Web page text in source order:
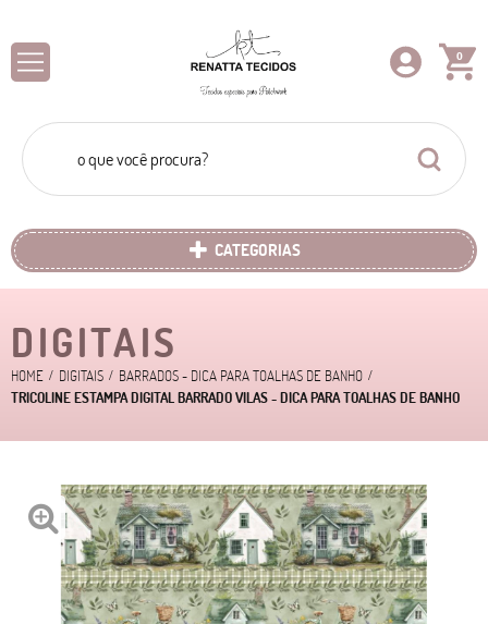
0
CATEGORIAS
DIGITAIS
HOME DIGITAIS
BARRADOS - DICA PARA TOALHAS DE BANHO
TRICOLINE ESTAMPA DIGITAL BARRADO VILAS - DICA PARA TOALHAS DE BANHO